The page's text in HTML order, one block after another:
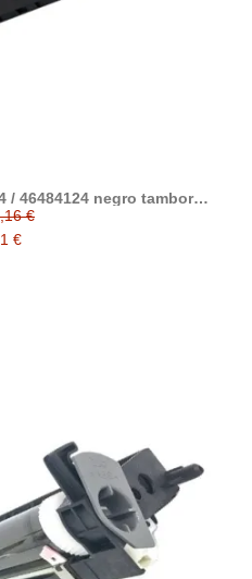
/ 46484124 negro tambor
MC563, ES5432, ES5442,
ES5473)
€
€